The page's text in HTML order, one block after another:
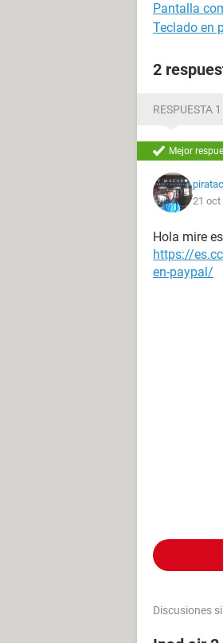
Pantalla
Teclado en
2
RESPUESTA
Mejor
21 oct
Hola mire
https://
en-paypal/
Discusiones